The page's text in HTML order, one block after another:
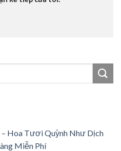
Hoa Tươi Quỳnh Như Dịch
Miễn Phí